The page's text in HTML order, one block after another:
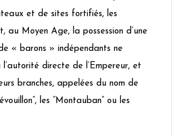
et de sites fortifiés, les
au Moyen Age, la possession d’une
« barons » indépendants ne
l’autorité directe de l’Empereur, et
branches, appelées du nom de
les “Montauban” ou les